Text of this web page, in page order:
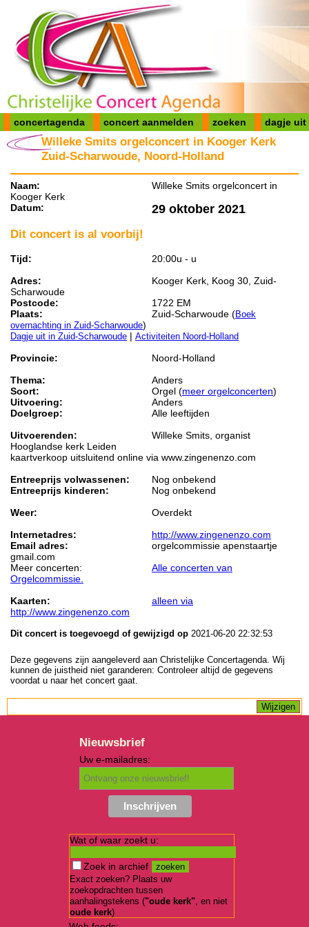
concertagenda concert aanmelden zoeken dagje uit
Willeke Smits orgelconcert in Kooger Kerk
Zuid-Scharwoude, Noord-Holland
Naam:
Willeke Smits orgelconcert in
Kooger Kerk
Datum:
29 oktober 2021
Dit concert is al voorbij!
Tijd:
20:00u - u
Adres:
Kooger Kerk, Koog 30, Zuid-
Scharwoude
Postcode:
1722 EM
Plaats:
Zuid-Scharwoude (Boek
overnachting in Zuid-Scharwoude)
Dagje uit in Zuid-Scharwoude | Activiteiten Noord-Holland
Provincie:
Noord-Holland
Thema:
Anders
Soort:
Orgel (meer orgelconcerten)
Uitvoering:
Anders
Doelgroep:
Alle leeftijden
Uitvoerenden:
Willeke Smits, organist
Hooglandse kerk Leiden
kaartverkoop uitsluitend online via www.zingenenzo.com
Entreeprijs volwassenen:
Nog onbekend
Entreeprijs kinderen:
Nog onbekend
Weer:
Overdekt
Internetadres:
http://www.zingenenzo.com
Email adres:
orgelcommissie apenstaartje
gmail.com
Meer concerten:
Alle concerten van
Orgelcommissie.
Kaarten:
alleen via
http://www.zingenenzo.com
Dit concert is toegevoegd of gewijzigd op 2021-06-20 22:32:53
Deze gegevens zijn aangeleverd aan Christelijke Concertagenda. Wij
kunnen de juistheid niet garanderen: Controleer altijd de gegevens
voordat u naar het concert gaat.
Nieuwsbrief
Uw e-mailadres:
Wat of waar zoekt u:
Zoek in archief
Exact zoeken? Plaats uw
zoekopdrachten tussen
aanhalingstekens ("oude kerk", en niet
oude kerk)